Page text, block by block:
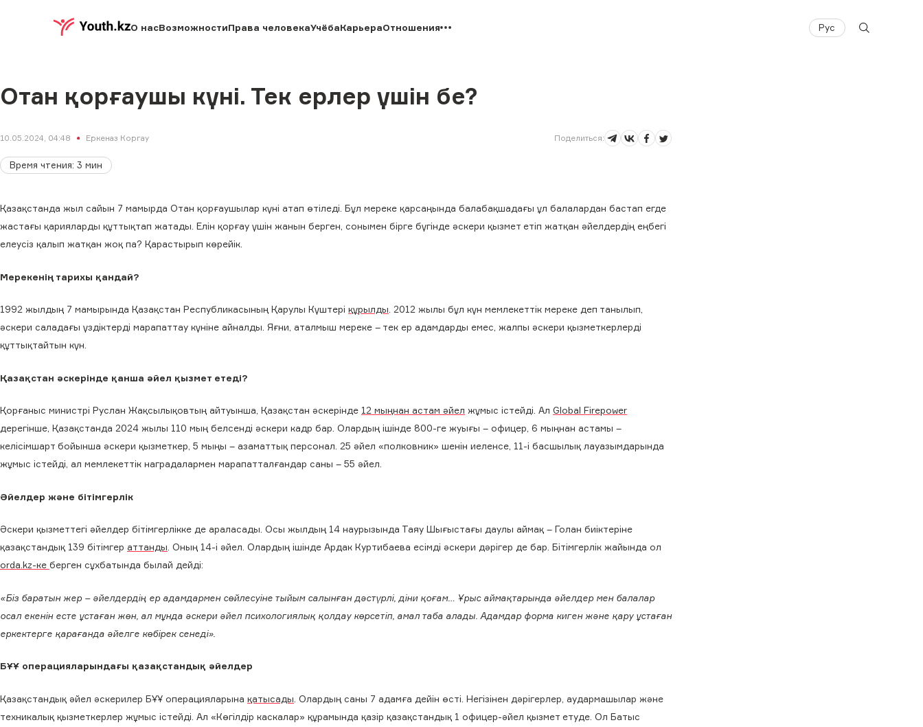
О насВозможностиПрава человекаУчёбаКарьераОтношения Рус
Отан қорғаушы күні. Тек ерлер үшін бе?
10.05.2024, 04:48 Еркеназ Коргау Поделиться:
Время чтения: 3 мин
Қазақстанда жыл сайын 7 мамырда Отан қорғаушылар күні атап өтіледі. Бұл мереке қарсаңында балабақшадағы ұл балалардан бастап егде
жастағы қарияларды құттықтап жатады. Елін қорғау үшін жанын берген, сонымен бірге бүгінде әскери қызмет етіп жатқан әйелдердің еңбегі
елеусіз қалып жатқан жоқ па? Қарастырып көрейік.
Мерекенің тарихы қандай?
1992 жылдың 7 мамырында Қазақстан Республикасының Қарулы Күштері құрылды. 2012 жылы бұл күн мемлекеттік мереке деп танылып,
әскери саладағы үздіктерді марапаттау күніне айналды. Яғни, аталмыш мереке – тек ер адамдарды емес, жалпы әскери қызметкерлерді
құттықтайтын күн.
Қазақстан әскерінде қанша әйел қызмет етеді?
Қорғаныс министрі Руслан Жақсылықовтың айтуынша, Қазақстан әскерінде 12 мыңнан астам әйел жұмыс істейді. Ал Global Firepower
дерегінше, Қазақстанда 2024 жылы 110 мың белсенді әскери кадр бар. Олардың ішінде 800-ге жуығы – офицер, 6 мыңнан астамы –
келісімшарт бойынша әскери қызметкер, 5 мыңы – азаматтық персонал. 25 әйел «полковник» шенін иеленсе, 11-і басшылық лауазымдарында
жұмыс істейді, ал мемлекеттік наградалармен марапатталғандар саны – 55 әйел.
Әйелдер және бітімгерлік
Әскери қызметтегі әйелдер бітімгерлікке де араласады. Осы жылдың 14 наурызында Таяу Шығыстағы даулы аймақ – Голан биіктеріне
қазақстандық 139 бітімгер аттанды. Оның 14-і әйел. Олардың ішінде Ардак Куртибаева есімді әскери дәрігер де бар. Бітімгерлік жайында ол
orda.kz-ке берген сұхбатында былай дейді:
«Біз баратын жер – әйелдердің ер адамдармен сөйлесуіне тыйым салынған дәстүрлі, діни қоғам… Ұрыс аймақтарында әйелдер мен балалар
осал екенін есте ұстаған жөн, ал мұнда әскери әйел психологиялық қолдау көрсетіп, амал таба алады. Адамдар форма киген және қару ұстаған
еркектерге қарағанда әйелге көбірек сенеді».
БҰҰ операцияларындағы қазақстандық әйелдер
Қазақстандық әйел әскерилер БҰҰ операцияларына қатысады . Олардың саны 7 адамға дейін өсті. Негізінен дәрігерлер, аудармашылар және
техникалық қызметкерлер жұмыс істейді. Ал «Көгілдір каскалар» құрамында қазір қазақстандық 1 офицер-әйел қызмет етуде. Ол Батыс